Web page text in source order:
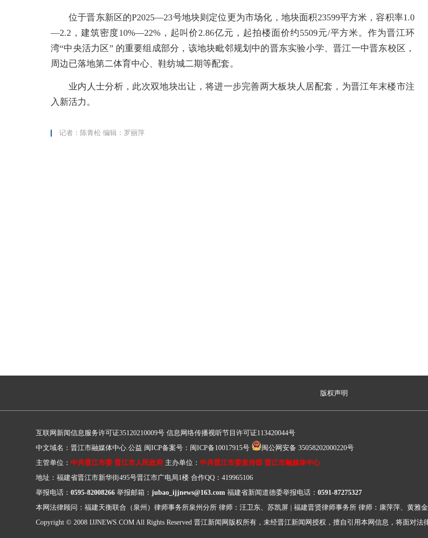
位于晋东新区的P2025—23号地块则定位更为市场化，地块面积23599平方米，容积率1.0
—2.2，建筑密度10%—22%，起叫价2.86亿元，起拍楼面价约5509元/平方米。作为晋江环
湾“中央活力区” 的重要组成部分，该地块毗邻规划中的晋东实验小学、晋江一中晋东校区，
周边已落地第二体育中心、鞋纺城二期等配套。
业内人士分析，此次双地块出让，将进一步完善两大板块人居配套，为晋江年末楼市注
入新活力。
记者：陈青松 编辑：罗丽萍
版权声明
互联网新闻信息服务许可证35120210009号 信息网络传播视听节目许可证113420044号
中文域名：晋江市融媒体中心.公益 闽ICP备案号：闽ICP备10017915号
闽公网安备 35058202000220号
主管单位： 中共晋江市委 晋江市人民政府 主办单位： 中共晋江市委宣传部 晋江市融媒体中心
地址：福建省晋江市新华街495号晋江市广电局1楼 合作QQ：419965106
举报电话： 0595-82008266 举报邮箱： jubao_ijjnews@163.com 福建省新闻道德委举报电话： 0591-87275327
本网法律顾问：福建天衡联合（泉州）律师事务所泉州分所 律师：汪卫东、苏凯屏 福建晋贤律师事务所 律师：康萍萍、黄雅金
Copyright © 2008 IJJNEWS.COM All Rights Reserved 晋江新闻网版权所有，未经晋江新闻网授权，擅自引用本网信息，将面对法